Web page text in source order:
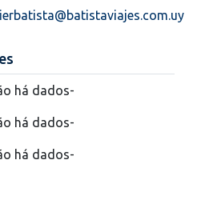
há dados-
há dados-
há dados-